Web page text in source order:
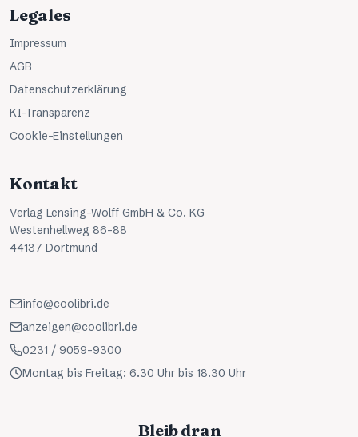
Legales
Impressum
AGB
Datenschutzerklärung
KI-Transparenz
Cookie-Einstellungen
Kontakt
Verlag Lensing-Wolff GmbH & Co. KG
Westenhellweg 86-88
44137 Dortmund
info@coolibri.de
anzeigen@coolibri.de
0231 / 9059-9300
Montag bis Freitag: 6.30 Uhr bis 18.30 Uhr
Bleib dran